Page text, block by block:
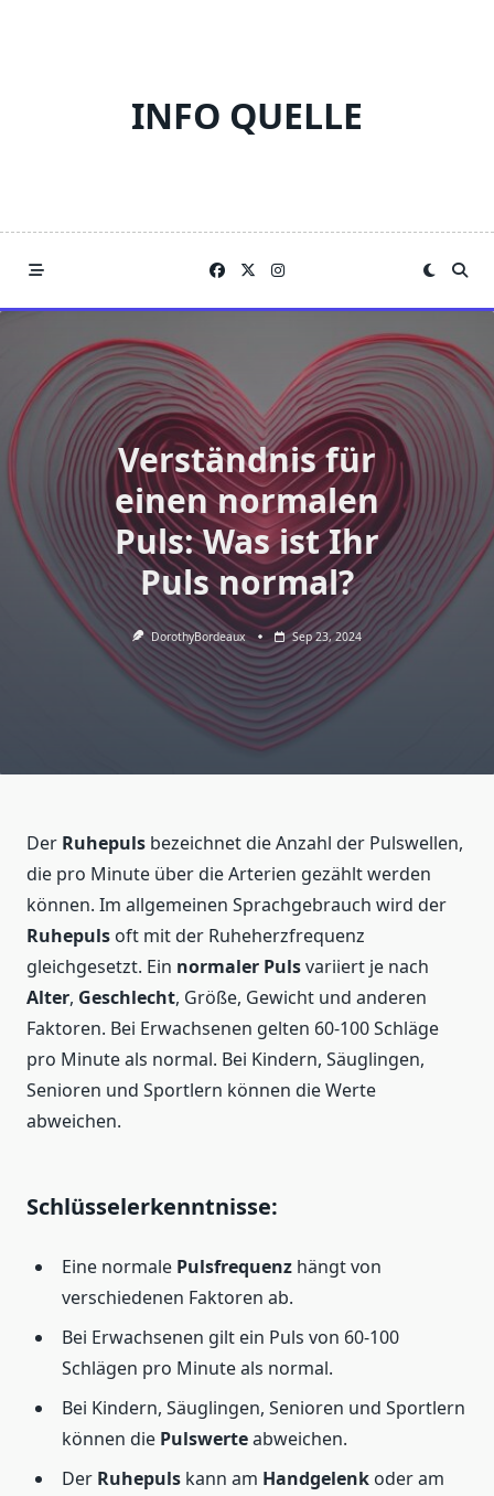
INFO QUELLE
Verständnis für
einen normalen
Puls: Was ist Ihr
Puls normal?
DorothyBordeaux Sep 23, 2024
Der Ruhepuls bezeichnet die Anzahl der Pulswellen,
die pro Minute über die Arterien gezählt werden
können. Im allgemeinen Sprachgebrauch wird der
Ruhepuls oft mit der Ruheherzfrequenz
gleichgesetzt. Ein normaler Pulsvariiert je nach
Alter, Geschlecht, Größe, Gewicht und anderen
Faktoren. Bei Erwachsenen gelten 60-100 Schläge
pro Minute als normal. Bei Kindern, Säuglingen,
Senioren und Sportlern können die Werte
abweichen.
Schlüsselerkenntnisse:
Eine normale Pulsfrequenz hängt von
verschiedenen Faktoren ab.
Bei Erwachsenen gilt ein Puls von 60-100
Schlägen pro Minute als normal.
Bei Kindern, Säuglingen, Senioren und Sportlern
können die Pulswerteabweichen.
Der Ruhepuls kann am Handgelenk oder am